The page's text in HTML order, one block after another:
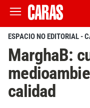
ESPACIO NO EDITORIAL -
MarghaB:
calidad